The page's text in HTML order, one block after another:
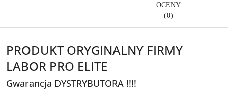
OCENY
(0)
PRODUKT ORYGINALNY FIRMY
LABOR PRO ELITE
Gwarancja DYSTRYBUTORA !!!!